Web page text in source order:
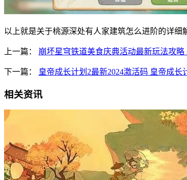
以上就是关于桃源深处有人家建筑怎么进阶的详
上一篇： 崩坏星穹铁道美食庆典活动最新玩法攻
下一篇： 皇帝成长计划2最新2024激活码 皇帝成长
相关资讯